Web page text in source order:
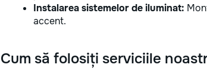
Instalarea sistemelor de iluminat:
accent.
Cum să folosiți serviciile